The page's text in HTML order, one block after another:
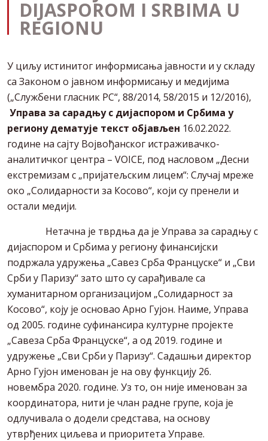
DIJASPOROM I SRBIMA U
REGIONU
У циљу истинитог информисања јавности и у складу
са Законом о јавном информисању и медијима
(„Службени гласник РС“, 88/2014, 58/2015 и 12/2016),
Управа за сарадњу с дијаспором и Србима у
региону дематује текст објављен 16.02.2022.
године на сајту Војвођанског истраживачко-
аналитичког центра – VOICE, под насловом „Десни
екстремизам с „пријатељским лицем“: Случај мреже
око „Солидарности за Косово“, који су пренели и
остали медији.
Нетачна је тврдња да је Управа за сарадњу с
дијаспором и Србима у региону финансијски
подржала удружења „Савез Срба Француске“ и „Сви
Срби у Паризу“ зато што су сарађивале са
хуманитарном организацијом „Солидарност за
Косово“, коју је основао Арно Гујон. Наиме, Управа
од 2005. године суфинансира културне пројекте
„Савеза Срба Француске“, а од 2019. године и
удружење „Сви Срби у Паризу“. Садашњи директор
Арно Гујон именован је на ову функцију 26.
новембра 2020. године. Уз то, он није именован за
координатора, нити је члан радне групе, која је
одлучивала о додели средстава, на основу
утврђених циљева и приоритета Управе.